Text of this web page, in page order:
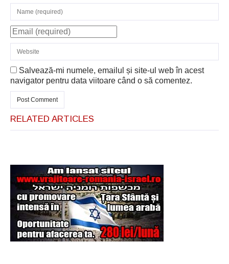
Salvează-mi numele, emailul și site-ul web în acest
navigator pentru data viitoare când o să comentez.
RELATED ARTICLES